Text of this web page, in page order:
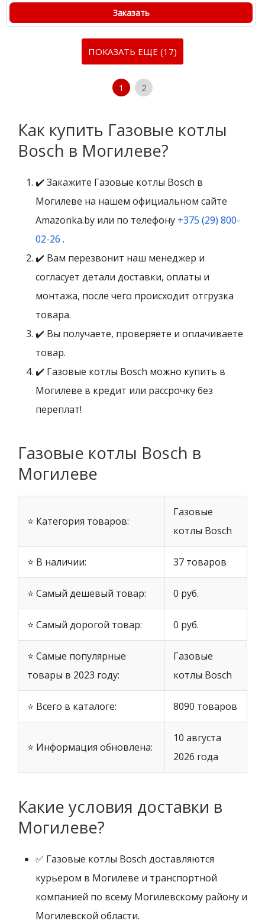
Заказать
ПОКАЗАТЬ ЕЩЕ (17)
1 2
Как купить Газовые котлы
Bosch в Могилеве?
✔️ Закажите Газовые котлы Bosch в
Могилеве на нашем официальном сайте
Amazonka.by или по телефону +375 (29) 800-
02-26 .
✔️ Вам перезвонит наш менеджер и
согласует детали доставки, оплаты и
монтажа, после чего происходит отгрузка
товара.
✔️ Вы получаете, проверяете и оплачиваете
товар.
✔️ Газовые котлы Bosch можно купить в
Могилеве в кредит или рассрочку без
переплат!
Газовые котлы Bosch в
Могилеве
⭐ Категория товаров:
Газовые
котлы Bosch
⭐ В наличии: 37 товаров
⭐ Самый дешевый товар: 0 руб.
⭐ Самый дорогой товар: 0 руб.
⭐ Самые популярные
товары в 2023 году:
Газовые
котлы Bosch
⭐ Всего в каталоге: 8090 товаров
⭐ Информация обновлена:
10 августа
2026 года
Какие условия доставки в
Могилеве?
✅ Газовые котлы Bosch доставляются
курьером в Могилеве и транспортной
компанией по всему Могилевскому району и
Могилевской области.